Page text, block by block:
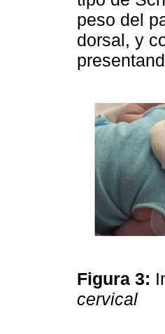
peso del
dorsal, y
Figura 3:
cervical